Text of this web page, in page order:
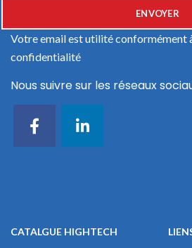
Votre email est utilité conformément
confidentialité
Nous suivre sur les réseaux
CATALGUE HIGHTECH